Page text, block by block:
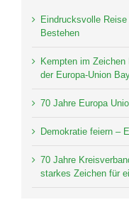
Eindrucksvolle
Bestehen
Kempten im
der Europa-Union
70 Jahre Europa
Demokratie feiern –
70 Jahre
starkes Zeichen für